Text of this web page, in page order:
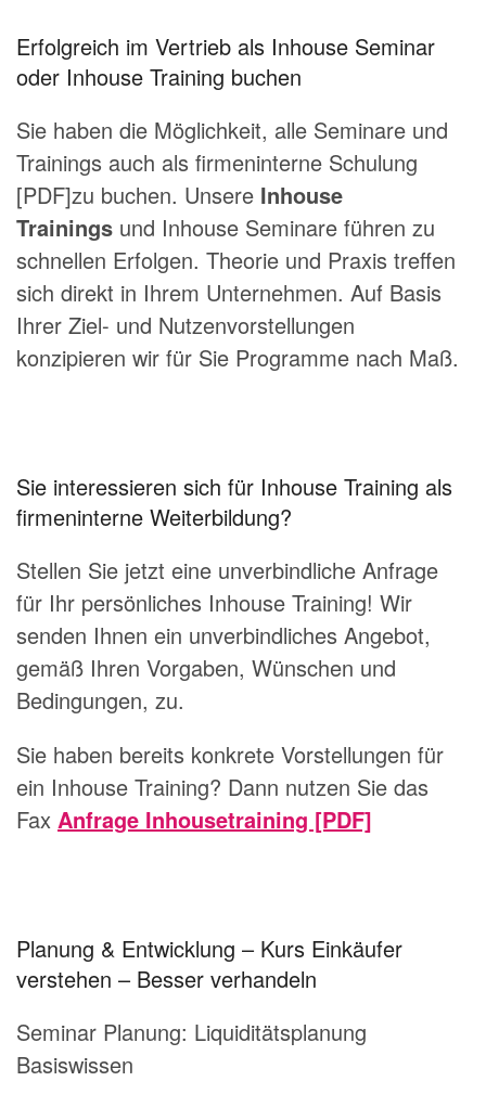
Erfolgreich im Vertrieb als Inhouse Seminar
oder Inhouse Training buchen
Sie haben die Möglichkeit, alle Seminare und
Trainings auch als firmeninterne Schulung
[PDF]zu buchen. Unsere Inhouse
Trainings und Inhouse Seminare führen zu
schnellen Erfolgen. Theorie und Praxis treffen
sich direkt in Ihrem Unternehmen. Auf Basis
Ihrer Ziel- und Nutzenvorstellungen
konzipieren wir für Sie Programme nach Maß.
Sie interessieren sich für Inhouse Training als
firmeninterne Weiterbildung?
Stellen Sie jetzt eine unverbindliche Anfrage
für Ihr persönliches Inhouse Training! Wir
senden Ihnen ein unverbindliches Angebot,
gemäß Ihren Vorgaben, Wünschen und
Bedingungen, zu.
Sie haben bereits konkrete Vorstellungen für
ein Inhouse Training? Dann nutzen Sie das
Fax Anfrage Inhousetraining [PDF]
Planung & Entwicklung – Kurs Einkäufer
verstehen – Besser verhandeln
Seminar Planung: Liquiditätsplanung
Basiswissen